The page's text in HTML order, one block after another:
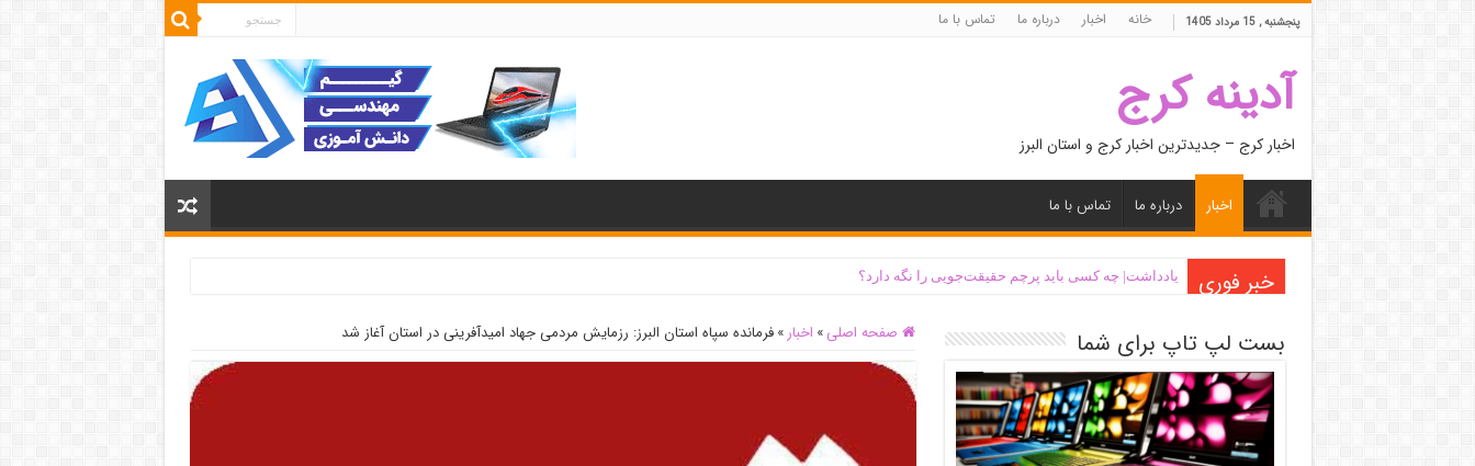
پنجشنبه , 15 مرداد 1405 خانه اخبار درباره ما تماس با ما
آدینه کرج
اخبار کرج – جدیدترین اخبار کرج و استان البرز
اخبار درباره ما تماس با ما
خبر فوری یادداشت| ‌چه کسی باید پرچم حقیقت‌جویی را نگه دارد؟
صفحه اصلی » اخبار » فرمانده سپاه استان البرز: رزمایش مردمی جهاد امیدآفرینی در استان آغاز شد بست لپ تاپ برای شما